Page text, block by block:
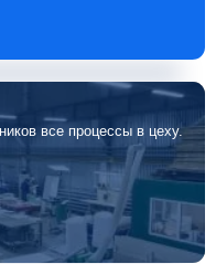
все процессы в цеху.